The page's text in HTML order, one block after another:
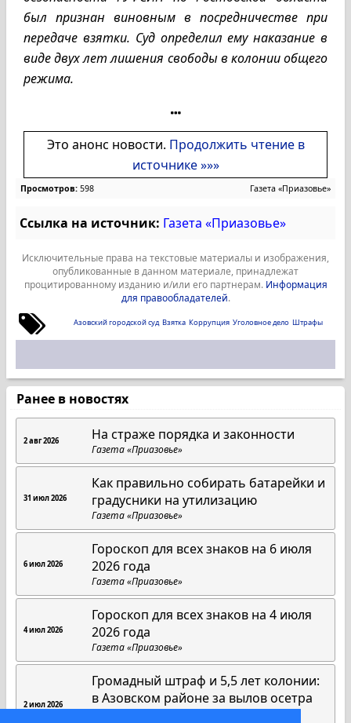
был признан виновным в посредничестве при
передаче взятки. Суд определил ему наказание в
виде двух лет лишения свободы в колонии общего
режима.
Это анонс новости. Продолжить чтение в
источнике »»»
Просмотров: 598 Газета «Приазовье»
Ссылка на источник: Газета «Приазовье»
Исключительные права на текстовые материалы и изображения,
опубликованные в данном материале, принадлежат
процитированному изданию и/или его партнерам. Информация
для правообладателей.
Азовский городской суд Взятка Коррупция Уголовное дело Штрафы
Ранее в новостях
2 авг 2026 На страже порядка и законности
Газета «Приазовье»
31 июл 2026
Как правильно собирать батарейки и
градусники на утилизацию
Газета «Приазовье»
6 июл 2026
Гороскоп для всех знаков на 6 июля
2026 года
Газета «Приазовье»
4 июл 2026
Гороскоп для всех знаков на 4 июля
2026 года
Газета «Приазовье»
2 июл 2026
Громадный штраф и 5,5 лет колонии:
в Азовском районе за вылов осетра